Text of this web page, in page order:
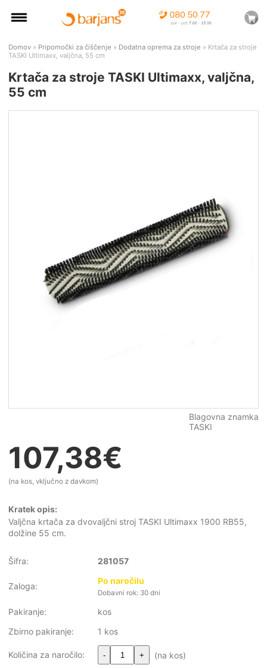
Domov » Pripomočki za čiščenje » Dodatna oprema za stroje » Krtača za stroje
TASKI Ultimaxx, valjčna, 55 cm
Krtača za stroje TASKI Ultimaxx, valjčna,
55 cm
Blagovna znamka
TASKI
107,38€
(na kos, vključno z davkom)
Kratek opis:
Valjčna krtača za dvovaljčni stroj TASKI Ultimaxx 1900 RB55,
dolžine 55 cm.
Šifra: 281057
Zaloga:
Po naročilu
Dobavni rok: 30 dni
Pakiranje:
kos
Zbirno pakiranje:
1 kos
Količina za naročilo: - + (na kos)